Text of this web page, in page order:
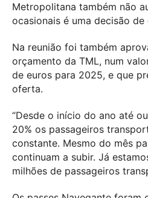
Metropolitana também não
ocasionais é uma decisão de
Na reunião foi também
orçamento da TML, num
de euros para 2025, e que
oferta.
“Desde o início do ano até
20% os passageiros
constante. Mesmo do mês
continuam a subir. Já
milhões de passageiros